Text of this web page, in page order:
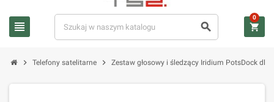
view_headline search shopping_cart
0
chevron_right Telefony satelitarne chevron_right Zestaw głosowy i śledzący Iridium PotsDock dla